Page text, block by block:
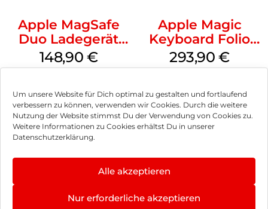
Um unsere Website für Dich optimal zu gestalten und fortlaufend
verbessern zu können, verwenden wir Cookies. Durch die weitere
Nutzung der Website stimmst Du der Verwendung von Cookies zu.
Weitere Informationen zu Cookies erhältst Du in unserer
Datenschutzerklärung.
Alle akzeptieren
Nur erforderliche akzeptieren
Apple MagSafe
Duo Ladegerät
Weiß
148,90 €
inkl. MwSt.
Apple Magic
Keyboard Folio
iPad 10.9″ (10.Gen.)
Weiß
293,90€
inkl. MwSt.
Impressum
AGB
Datenschutz
Vertrag widerrufen